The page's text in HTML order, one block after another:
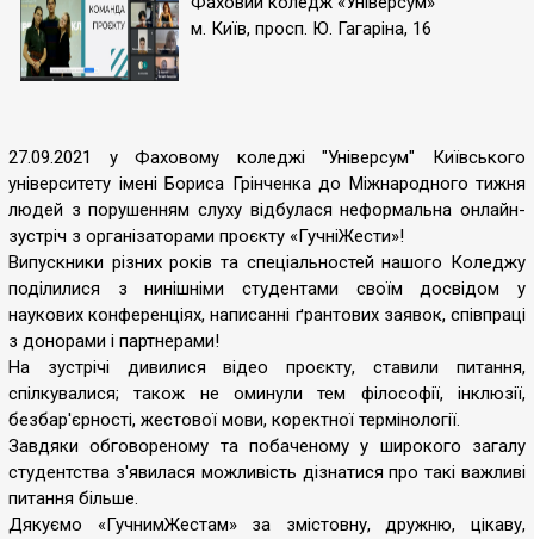
м. Київ, просп. Ю. Гагаріна, 16
27.09.2021 у Фаховому коледжі "Універсум" Київського
університету імені Бориса Грінченка до Міжнародного тижня
людей з порушенням слуху відбулася неформальна онлайн-
зустріч з організаторами проєкту «ГучніЖести»!
Випускники різних років та спеціальностей нашого Коледжу
поділилися з нинішніми студентами своїм досвідом у
наукових конференціях, написанні ґрантових заявок, співпраці
з донорами і партнерами!
На зустрічі дивилися відео проєкту, ставили питання,
спілкувалися; також не оминули тем філософії, інклюзії,
безбар'єрності, жестової мови, коректної термінології.
Завдяки обговореному та побаченому у широкого загалу
студентства з'явилася можливість дізнатися про такі важливі
питання більше.
Дякуємо «ГучнимЖестам» за змістовну, дружню, цікаву,